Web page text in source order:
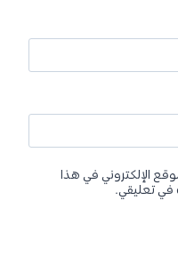
الإلكتروني في هذا
في تعليقي.